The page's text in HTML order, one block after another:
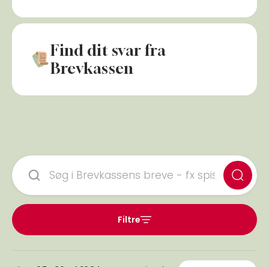
Find dit svar fra
Brevkassen
Søg
i
brevkassen
Filtre